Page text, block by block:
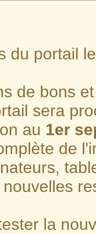
du portail
de bons
sera
au 1er
de
la